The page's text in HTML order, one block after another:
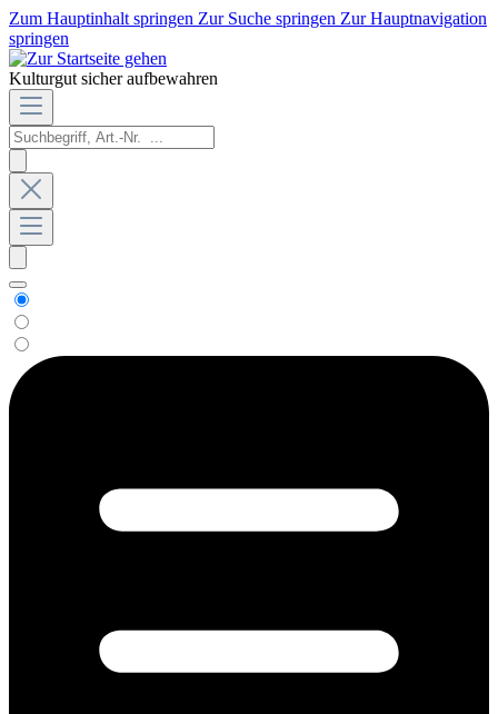
Zum Hauptinhalt springen Zur Suche springen Zur Hauptnavigation
springen
Kulturgut sicher aufbewahren